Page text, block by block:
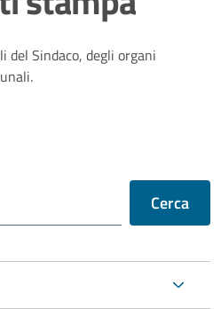
del Sindaco, degli organi
Cerca